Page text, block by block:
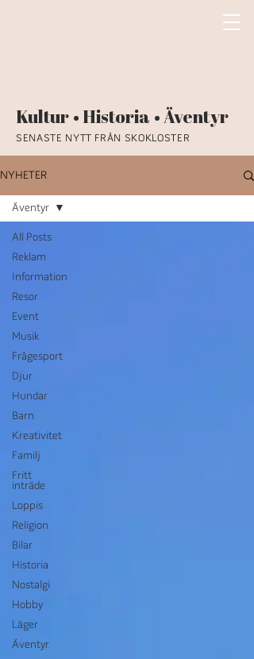
Kultur • Historia • Äventyr
SENASTE NYTT FRÅN SKOKLOSTER
NYHETER
All Posts
Reklam
Information
Resor
Event
Musik
Frågesport
Djur
Hundar
Barn
Kreativitet
Familj
Fritt
inträde
Loppis
Religion
Bilar
Historia
Nostalgi
Hobby
Läger
Äventyr
Äventyr